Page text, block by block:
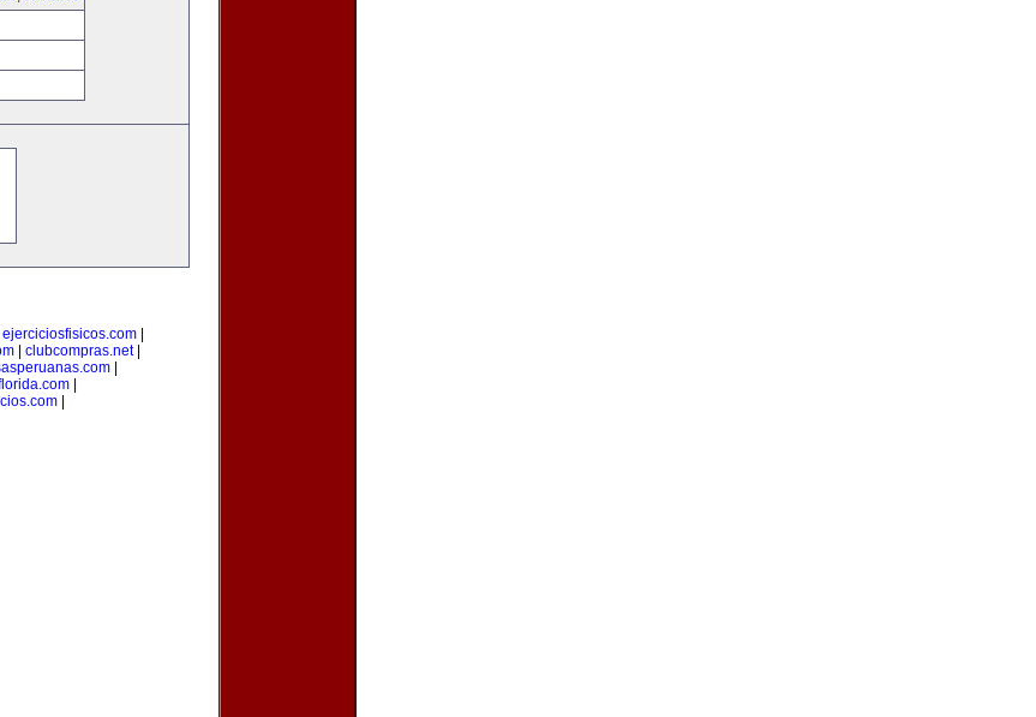
ejerciciosfisicos.com|
clubcompras.net|
|
|